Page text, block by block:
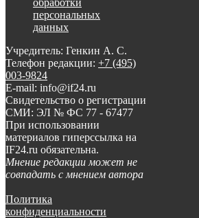
обработки
персональных
данных
Учредитель: Генкин А. С.
Телефон редакции: +7 (495)
003-9824
E-mail: info@if24.ru
Свидетельство о регистрации
СМИ: ЭЛ № ФС 77 - 67477
При использовании
материалов гиперссылка на
IF24.ru обязательна.
Мнение редакции может не
совпадать с мнением автора
Политика
конфиденциальности